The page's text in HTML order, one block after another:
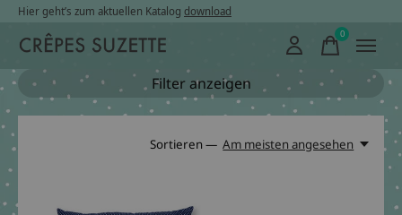
Hier geht’s zum aktuellen Katalog download
0items
Filter anzeigen
Sortieren — Am meisten angesehen